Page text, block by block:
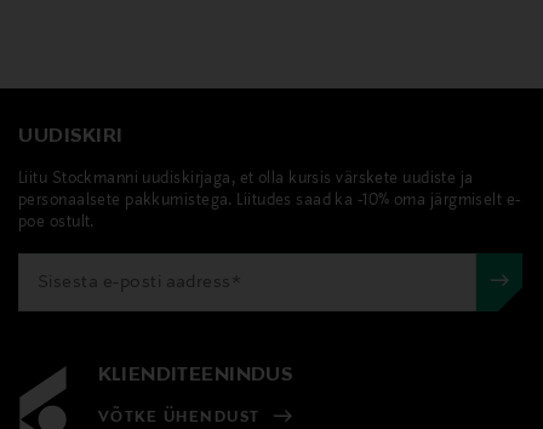
UUDISKIRI
Liitu Stockmanni uudiskirjaga, et olla kursis värskete uudiste ja
personaalsete pakkumistega. Liitudes saad ka -10% oma järgmiselt e-
poe ostult.
KLIENDITEENINDUS
VÕTKE ÜHENDUST